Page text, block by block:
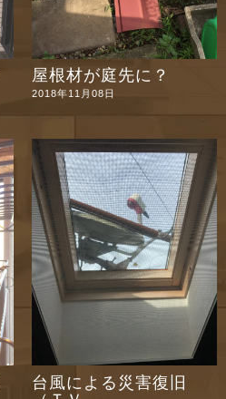
屋根材が庭先に？
2018年11月08日
台風による災害復旧